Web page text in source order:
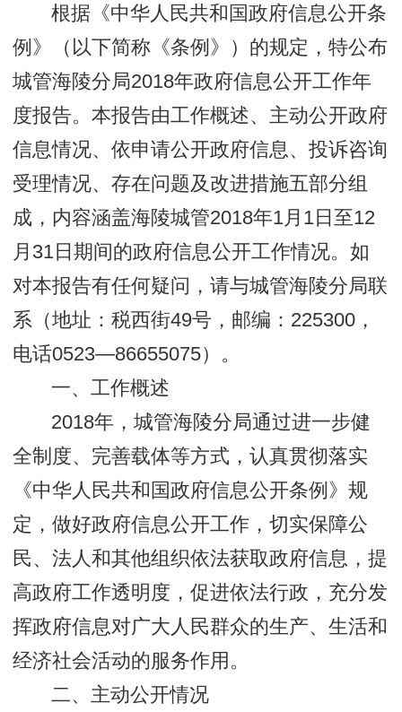
根据《中华人民共和国政府信息公开条
例》（以下简称《条例》）的规定，特公布
城管海陵分局2018年政府信息公开工作年
度报告。本报告由工作概述、主动公开政府
信息情况、依申请公开政府信息、投诉咨询
受理情况、存在问题及改进措施五部分组
成，内容涵盖海陵城管2018年1月1日至12
月31日期间的政府信息公开工作情况。如
对本报告有任何疑问，请与城管海陵分局联
系（地址：税西街49号，邮编：225300，
电话0523—86655075）。
一、工作概述
2018年，城管海陵分局通过进一步健
全制度、完善载体等方式，认真贯彻落实
《中华人民共和国政府信息公开条例》规
定，做好政府信息公开工作，切实保障公
民、法人和其他组织依法获取政府信息，提
高政府工作透明度，促进依法行政，充分发
挥政府信息对广大人民群众的生产、生活和
经济社会活动的服务作用。
二、主动公开情况